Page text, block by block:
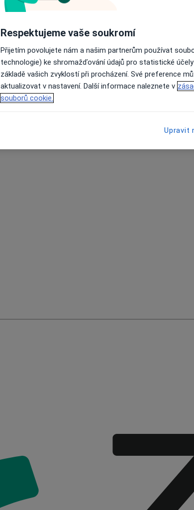
Respektujeme vaše soukromí
Přijetím povolujete nám a našim partnerům používat
technologie) ke shromažďování údajů pro statistické
základě vašich zvyklostí při procházení. Své preference
aktualizovat v nastavení. Další informace naleznete v
souborů cookie.
Upravit